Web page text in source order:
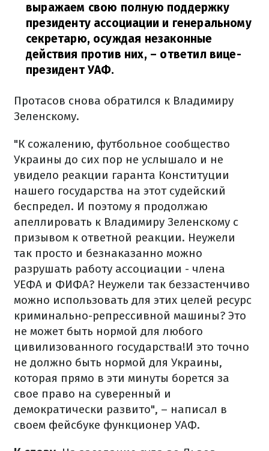
выражаем свою полную поддержку
президенту ассоциации и генеральному
секретарю, осуждая незаконные
действия против них, – ответил вице-
президент УАФ.
Протасов снова обратился к Владимиру
Зеленскому.
"К сожалению, футбольное сообщество
Украины до сих пор не услышало и не
увидело реакции гаранта Конституции
нашего государства на этот судейский
беспредел. И поэтому я продолжаю
апеллировать к Владимиру Зеленскому с
призывом к ответной реакции. Неужели
так просто и безнаказанно можно
разрушать работу ассоциации - члена
УЕФА и ФИФА? Неужели так беззастенчиво
можно использовать для этих целей ресурс
криминально-репрессивной машины? Это
не может быть нормой для любого
цивилизованного государства!И это точно
не должно быть нормой для Украины,
которая прямо в эти минуты борется за
свое право на суверенный и
демократически развито", – написал в
своем фейсбуке функционер УАФ.